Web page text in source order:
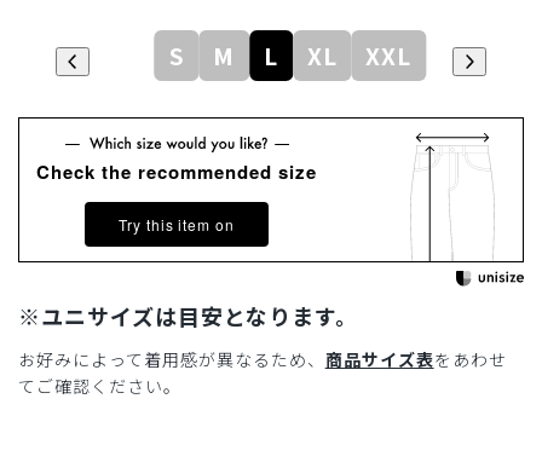
S M L XL XXL
Check the recommended size
Try this item on
※ユニサイズは目安となります。
お好みによって着用感が異なるため、 商品サイズ表をあわせ
てご確認ください。